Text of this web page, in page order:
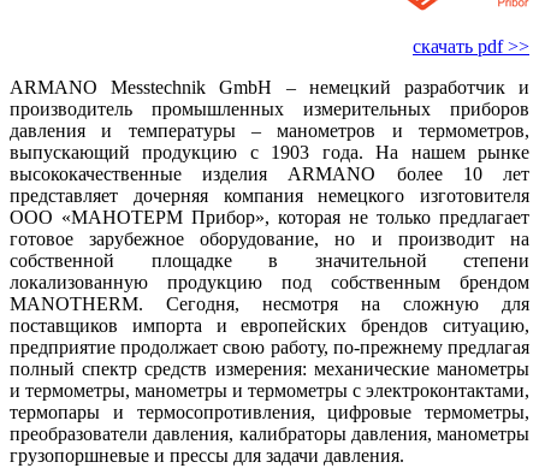
скачать pdf >>
ARMANO Messtechnik GmbH – немецкий разработчик и
производитель промышленных измерительных приборов
давления и температуры – манометров и термометров,
выпускающий продукцию с 1903 го­да. На нашем рынке
высококачественные изделия ARMANO более 10 лет
представляет дочерняя компания немецкого изготовителя
ООО «МАНОТЕРМ Прибор», которая не только предлагает
готовое зарубежное оборудование, но и производит на
собственной площадке в значительной степени
локализованную продукцию под собственным брендом
MANOTHERM. Сегодня, несмотря на сложную для
поставщиков импорта и европейских брендов ситуацию,
предприятие продолжает свою работу, по-прежнему предлагая
полный спектр средств измерения: механические манометры
и термометры, манометры и термометры с электроконтактами,
термопары и термосопротивления, цифровые термометры,
преобразователи давления, калибраторы давления, манометры
грузопоршневые и прессы для задачи давления.